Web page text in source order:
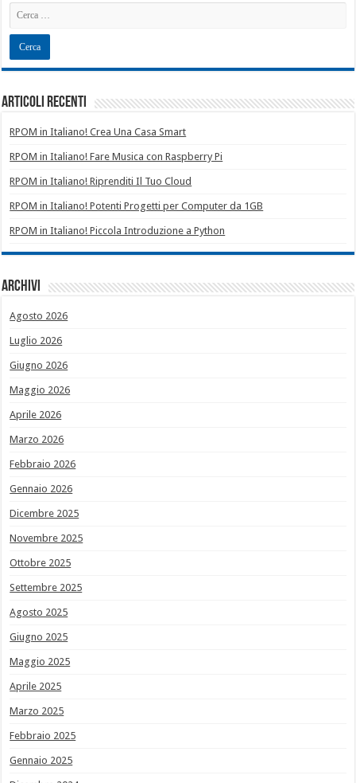
Articoli recenti
RPOM in Italiano! Crea Una Casa Smart
RPOM in Italiano! Fare Musica con Raspberry Pi
RPOM in Italiano! Riprenditi Il Tuo Cloud
RPOM in Italiano! Potenti Progetti per Computer da 1GB
RPOM in Italiano! Piccola Introduzione a Python
Archivi
Agosto 2026
Luglio 2026
Giugno 2026
Maggio 2026
Aprile 2026
Marzo 2026
Febbraio 2026
Gennaio 2026
Dicembre 2025
Novembre 2025
Ottobre 2025
Settembre 2025
Agosto 2025
Giugno 2025
Maggio 2025
Aprile 2025
Marzo 2025
Febbraio 2025
Gennaio 2025